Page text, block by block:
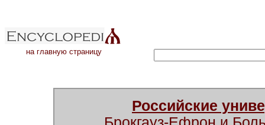
на главную страницу
Российские